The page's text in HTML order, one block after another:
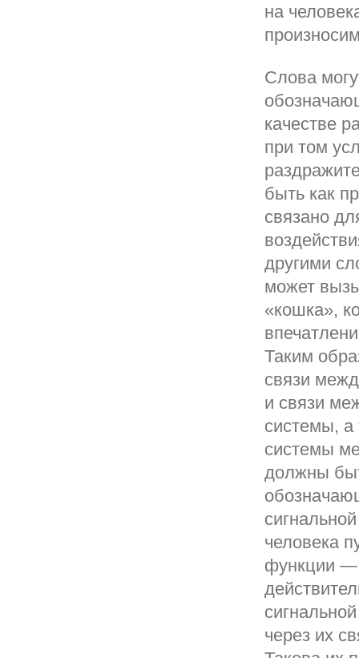
на
Слова
качестве
при том
быть как
связано
другими
может
«кошка»,
Таким
связи
и связи
системы, а
системы
должны
человека
функции —
через их